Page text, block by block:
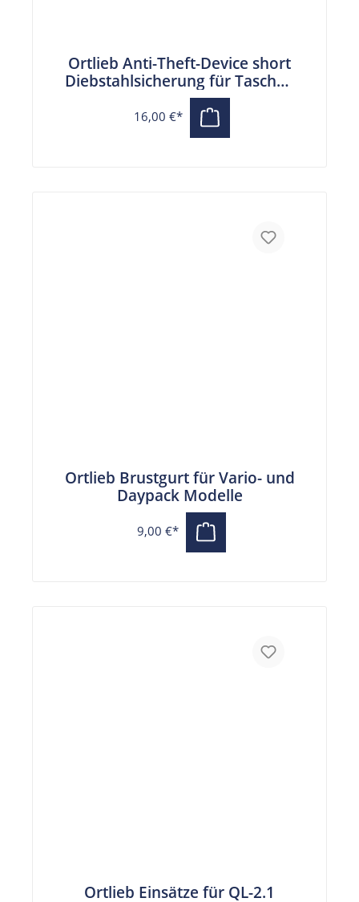
Ortlieb Anti-Theft-Device short
Diebstahlsicherung für Taschen
(21 cm)
16,00 €*
Ortlieb Brustgurt für Vario- und
Daypack Modelle
9,00 €*
Ortlieb Einsätze für QL-2.1